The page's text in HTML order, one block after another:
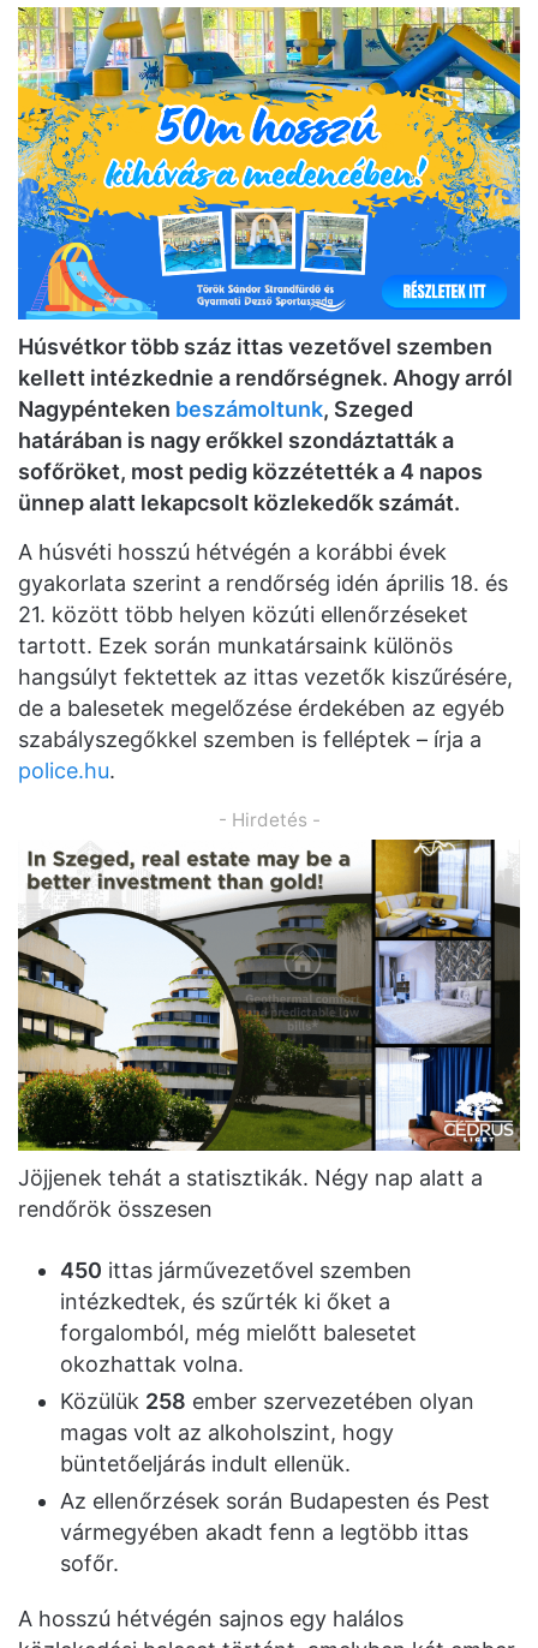
Húsvétkor több száz ittas vezetővel szemben
kellett intézkednie a rendőrségnek. Ahogy arról
Nagypénteken beszámoltunk, Szeged
határában is nagy erőkkel szondáztatták a
sofőröket, most pedig közzétették a 4 napos
ünnep alatt lekapcsolt közlekedők számát.
A húsvéti hosszú hétvégén a korábbi évek
gyakorlata szerint a rendőrség idén április 18. és
21. között több helyen közúti ellenőrzéseket
tartott. Ezek során munkatársaink különös
hangsúlyt fektettek az ittas vezetők kiszűrésére,
de a balesetek megelőzése érdekében az egyéb
szabályszegőkkel szemben is felléptek – írja a
police.hu.
- Hirdetés -
Jöjjenek tehát a statisztikák. Négy nap alatt a
rendőrök összesen
450 ittas járművezetővel szemben
intézkedtek, és szűrték ki őket a
forgalomból, még mielőtt balesetet
okozhattak volna.
Közülük 258 ember szervezetében olyan
magas volt az alkoholszint, hogy
büntetőeljárás indult ellenük.
Az ellenőrzések során Budapesten és Pest
vármegyében akadt fenn a legtöbb ittas
sofőr.
A hosszú hétvégén sajnos egy halálos